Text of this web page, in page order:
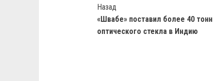
Назад
«Швабе» поставил более 40 тонн
оптического стекла в Индию